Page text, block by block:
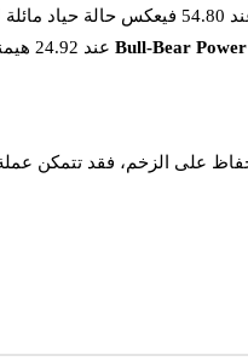
يترك المجال مفتوحاً لأي من الاتجاهين تبعاً لتطورات السوق.
Bull-Bear عند 24.92 هيمنة واضحة للمشترين، ما قد يساهم في تعزيز الزخم الصعودي إذا استمر التدفق الإيجابي.